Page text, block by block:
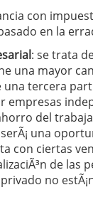
con
en la
: se trata
una mayor
tercera
empresas
del
una
con ciertas
de las
no